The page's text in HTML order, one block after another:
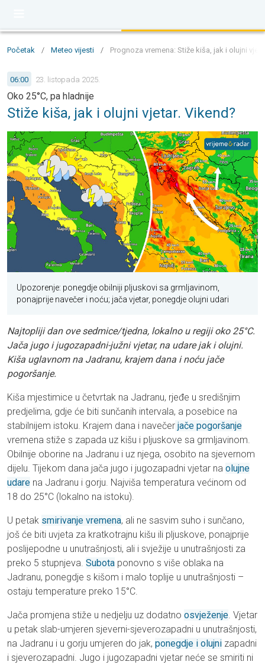
Početak / Meteo vijesti / Prognoza vremena: Stiže kiša, jak i olujni
06:00 23. listopada 2025.
Oko 25°C, pa hladnije
Stiže kiša, jak i olujni vjetar. Vikend?
Upozorenje: ponegdje obilniji pljuskovi sa grmljavinom,
ponajprije navečer i noću; jača vjetar, ponegdje olujni udari
Najtopliji dan ove sedmice/tjedna, lokalno u regiji oko 25°C.
Jača jugo i jugozapadni-južni vjetar, na udare jak i olujni.
Kiša uglavnom na Jadranu, krajem dana i noću jače
pogoršanje.
Kiša mjestimice u četvrtak na Jadranu, rjeđe u središnjim
predjelima, gdje će biti sunčanih intervala, a posebice na
stabilnijem istoku. Krajem dana i navečer jače pogoršanje
vremena stiže s zapada uz kišu i pljuskove sa grmljavinom.
Obilnije oborine na Jadranu i uz njega, osobito na sjevernom
dijelu. Tijekom dana jača jugo i jugozapadni vjetar na olujne
udare na Jadranu i gorju. Najviša temperatura većinom od
18 do 25°C (lokalno na istoku).
U petak smirivanje vremena, ali ne sasvim suho i sunčano,
još će biti uvjeta za kratkotrajnu kišu ili pljuskove, ponajprije
poslijepodne u unutrašnjosti, ali i svježije u unutrašnjosti za
preko 5 stupnjeva. Subota ponovno s više oblaka na
Jadranu, ponegdje s kišom i malo toplije u unutrašnjosti –
ostaju temperature preko 15°C.
Jača promjena stiže u nedjelju uz dodatno osvježenje. Vjetar
u petak slab-umjeren sjeverni-sjeverozapadni u unutrašnjosti,
na Jadranu i u gorju umjeren do jak, ponegdje i olujni zapadni
i sjeverozapadni. Jugo i jugozapadni vjetar neće se smiriti ni